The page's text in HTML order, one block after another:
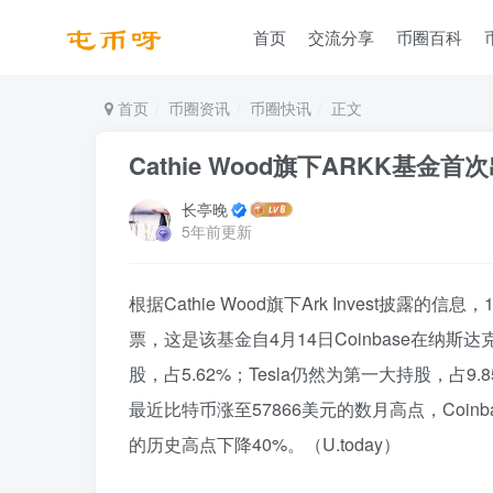
首页 交流分享 币圈百科
首页 币圈资讯 币圈快讯 正文
Cathie Wood旗下ARKK基金首
长亭晚
5年前更新
根据Cathie Wood旗下Ark Invest披露的信息
票，这是该基金自4月14日Coinbase在纳斯
股，占5.62%；Tesla仍然为第一大持股，占
最近比特币涨至57866美元的数月高点，
的历史高点下降40%。（U.today）